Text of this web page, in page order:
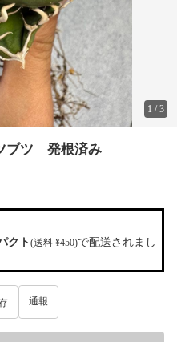
1 /3
ブツ 発根済み
クト(送料 ¥450)で配送されまし
通報